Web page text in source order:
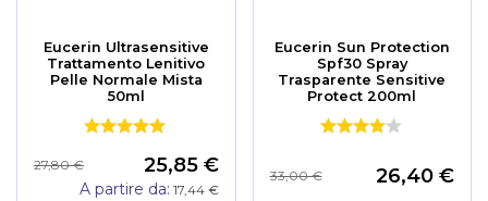
Eucerin Ultrasensitive
Trattamento Lenitivo
Pelle Normale Mista
50ml
25,85 €
27,80 €
A partire da 17,44 €
Eucerin Sun Protection
Spf30 Spray
Trasparente Sensitive
Protect 200ml
26,40 €
33,00 €